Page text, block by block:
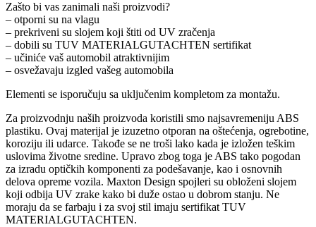
Zašto bi vas zanimali naši proizvodi?
– otporni su na vlagu
– prekriveni su slojem koji štiti od UV zračenja
– dobili su TUV MATERIALGUTACHTEN sertifikat
– učiniće vaš automobil atraktivnijim
– osvežavaju izgled vašeg automobila
Elementi se isporučuju sa uključenim kompletom za montažu.
Za proizvodnju naših proizvoda koristili smo najsavremeniju ABS
plastiku. Ovaj materijal je izuzetno otporan na oštećenja, ogrebotine,
koroziju ili udarce. Takođe se ne troši lako kada je izložen teškim
uslovima životne sredine. Upravo zbog toga je ABS tako pogodan
za izradu optičkih komponenti za podešavanje, kao i osnovnih
delova opreme vozila. Maxton Design spojleri su obloženi slojem
koji odbija UV zrake kako bi duže ostao u dobrom stanju. Ne
moraju da se farbaju i za svoj stil imaju sertifikat TUV
MATERIALGUTACHTEN.